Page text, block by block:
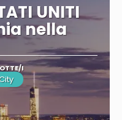
UNITI
nella
I